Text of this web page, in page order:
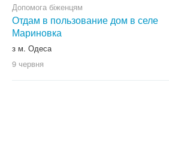
Допомога біженцям
Отдам в пользование дом в селе
Мариновка
з м. Одеса
9 червня